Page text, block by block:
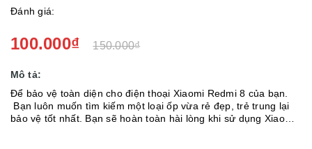
Đánh giá:
100.000₫ 150.000₫
Mô tả:
Để bảo vệ toàn diện cho điện thoại Xiaomi Redmi 8 của bạn.
Bạn luôn muốn tìm kiếm một loại ốp vừa rẻ đẹp, trẻ trung lại
bảo vệ tốt nhất. Bạn sẽ hoàn toàn hài lòng khi sử dụng Xiaomi